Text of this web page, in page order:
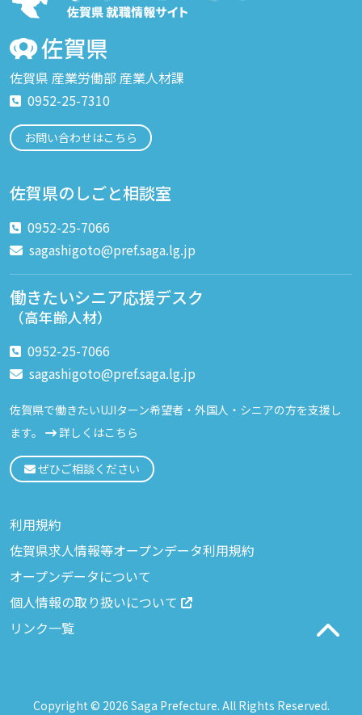
佐賀県 産業労働部 産業人材課
0952-25-7310
お問い合わせはこちら
佐賀県のしごと相談室
0952-25-7066
sagashigoto@pref.saga.lg.jp
働きたいシニア応援デスク
（高年齢人材）
0952-25-7066
sagashigoto@pref.saga.lg.jp
佐賀県で働きたいUJIターン希望者・外国人・シニアの方を支援し
ます。
詳しくはこちら
ぜひご相談ください
利用規約
佐賀県求人情報等オープンデータ利用規約
オープンデータについて
個人情報の取り扱いについて
リンク一覧
Copyright © 2026 Saga Prefecture. All Rights Reserved.